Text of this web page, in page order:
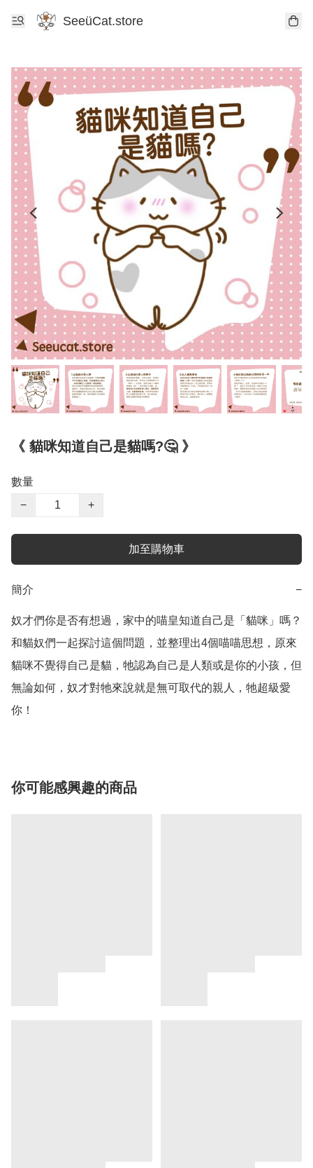
SeeüCat.store
《 貓咪知道自己是貓嗎?🤔 》
數量
−
+
加至購物車
簡介 −
奴才們你是否有想過，家中的喵皇知道自己是「貓咪」嗎？
和貓奴們一起探討這個問題，並整理出4個喵喵思想，原來
貓咪不覺得自己是貓，牠認為自己是人類或是你的小孩，但
無論如何，奴才對牠來說就是無可取代的親人，牠超級愛
你！
你可能感興趣的商品